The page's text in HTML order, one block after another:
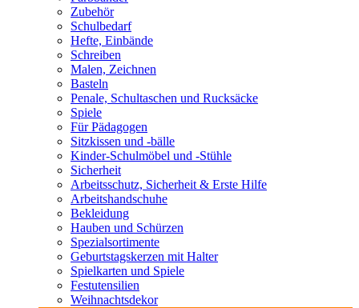
Zubehör
Schulbedarf
Hefte, Einbände
Schreiben
Malen, Zeichnen
Basteln
Penale, Schultaschen und Rucksäcke
Spiele
Für Pädagogen
Sitzkissen und -bälle
Kinder-Schulmöbel und -Stühle
Sicherheit
Arbeitsschutz, Sicherheit & Erste Hilfe
Arbeitshandschuhe
Bekleidung
Hauben und Schürzen
Spezialsortimente
Geburtstagskerzen mit Halter
Spielkarten und Spiele
Festutensilien
Weihnachtsdekor